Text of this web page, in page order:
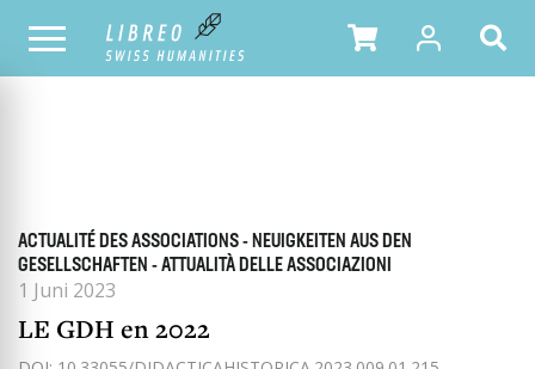
ALLE HEFTE INHALTSÜBERSICHT DER AUSGABE
ACTUALITÉ DES ASSOCIATIONS - NEUIGKEITEN AUS DEN
GESELLSCHAFTEN - ATTUALITÀ DELLE ASSOCIAZIONI
1 Juni 2023
LE GDH en 2022